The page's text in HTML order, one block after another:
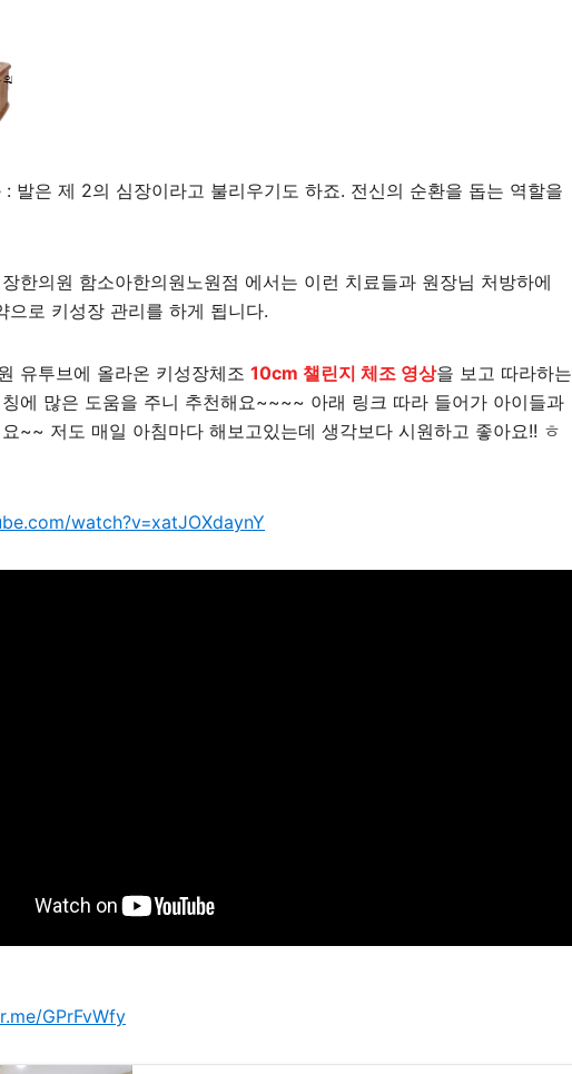
: 발은 제 2의 심장이라고 불리우기도 하죠. 전신의 순환을 돕는 역할을
한의원 함소아한의원노원점 에서는 이런 치료들과 원장님 처방하에
으로 키성장 관리를 하게 됩니다.
유투브에 올라온 키성장체조 10cm 챌린지 체조 영상을 보고 따라하는
에 많은 도움을 주니 추천해요~~~~ 아래 링크 따라 들어가 아이들과
~~ 저도 매일 아침마다 해보고있는데 생각보다 시원하고 좋아요!! ㅎ
watch?v=xatJOXdaynY
GPrFvWfy